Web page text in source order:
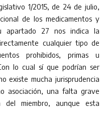
1/2015, de 24 de julio,
de los medicamentos y
apartado 27 nos indica la
cualquier tipo de
prohibidos, primas u
lo cual sí que podrían ser
existe mucha jurisprudencia
asociación, una falta grave
miembro, aunque esta